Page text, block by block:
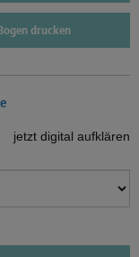
drucken
jetzt digital aufklären